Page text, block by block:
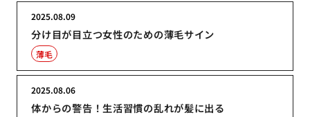
分け目が目立つ女性のための薄毛サイン
2025.08.09
薄毛
体からの警告！生活習慣の乱れが髪に出る
2025.08.06